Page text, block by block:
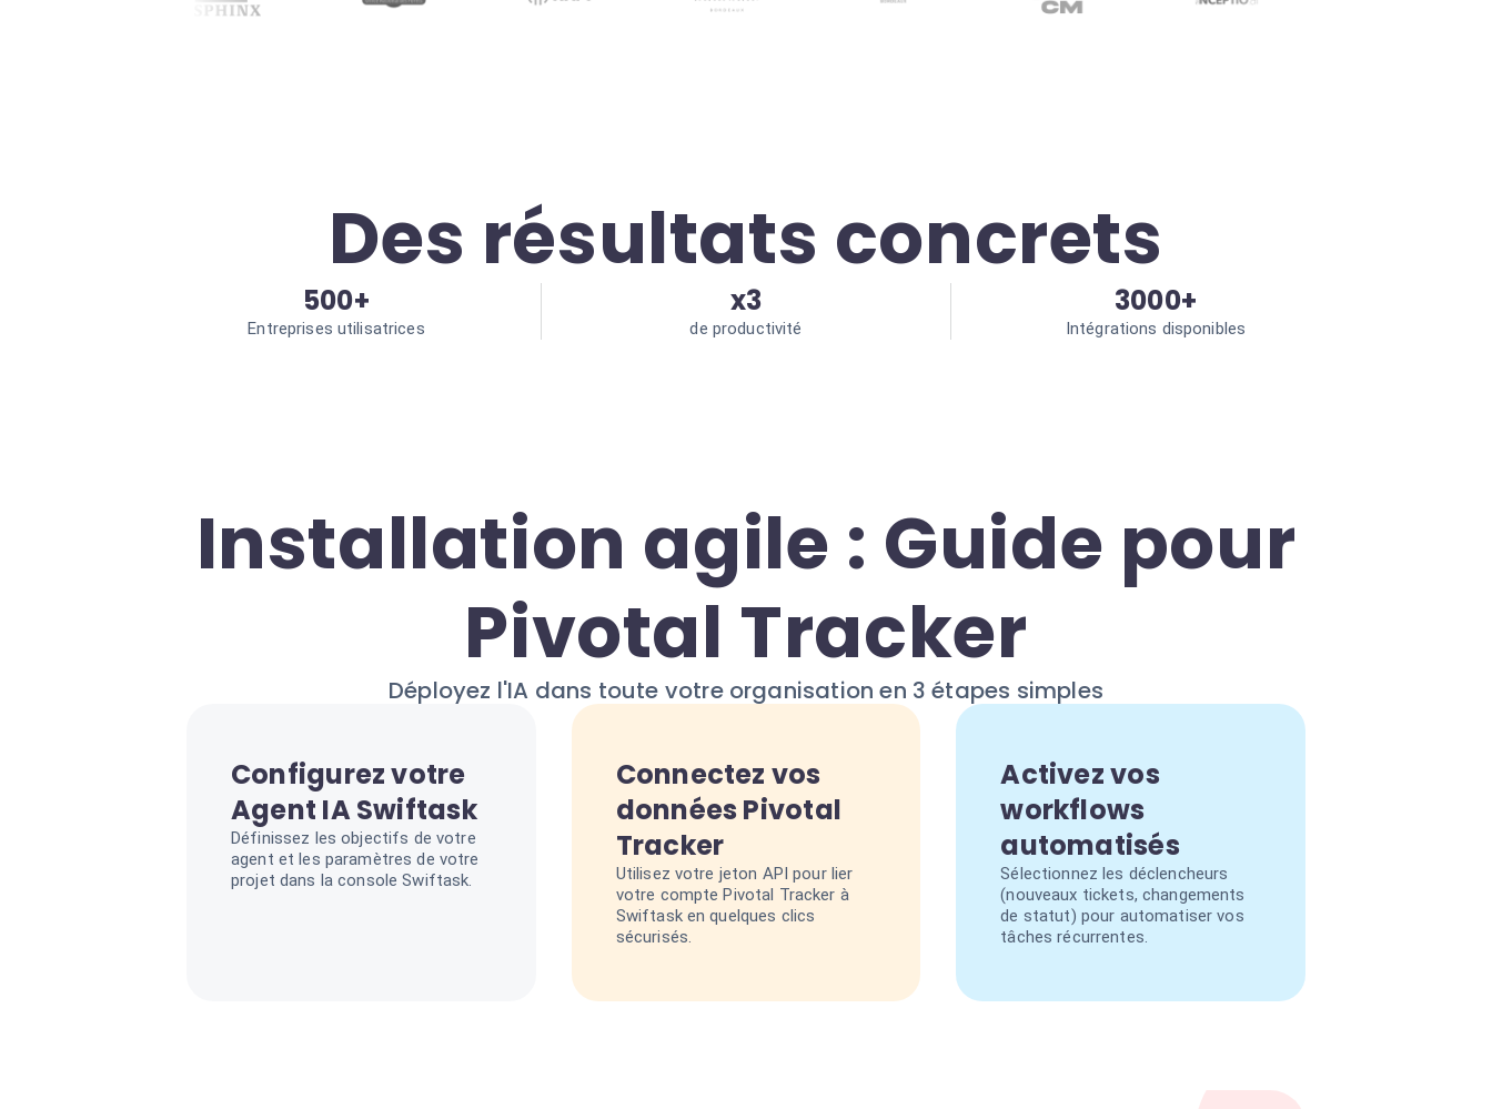
Des résultats concrets
500+
Entreprises utilisatrices
x3
de productivité
3000+
Intégrations disponibles
Installation agile : Guide pour
Pivotal Tracker
Déployez l'IA dans toute votre organisation en 3 étapes simples
Configurez votre
Agent IA Swiftask
Définissez les objectifs de votre
agent et les paramètres de votre
projet dans la console Swiftask.
Connectez vos
données Pivotal
Tracker
Utilisez votre jeton API pour lier
votre compte Pivotal Tracker à
Swiftask en quelques clics
sécurisés.
Activez vos
workflows
automatisés
Sélectionnez les déclencheurs
(nouveaux tickets, changements
de statut) pour automatiser vos
tâches récurrentes.